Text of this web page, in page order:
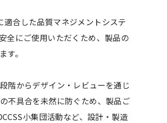
合した品質マネジメントシステ
全にご使用いただくため、製品の
。
階からデザイン・レビューを通じ
不具合を未然に防ぐため、製品ご
小集団活動など、設計・製造